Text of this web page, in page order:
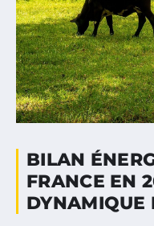
BILAN
FRANCE EN
DYNAMIQUE